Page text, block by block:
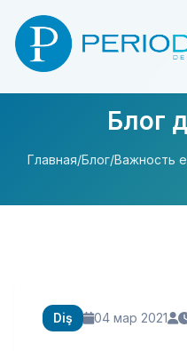
Блог
Главная/Блог/Важность
Diş 04 мар 2021